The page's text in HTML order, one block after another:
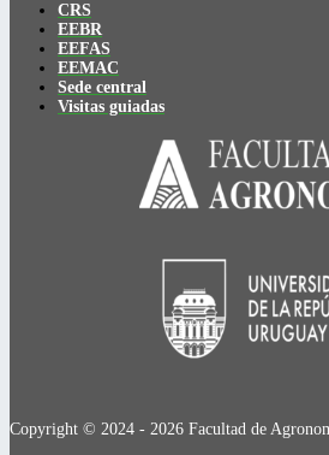
CRS
EEBR
EEFAS
EEMAC
Sede central
Visitas guiadas
Copyright © 2024 - 2026 Facultad de